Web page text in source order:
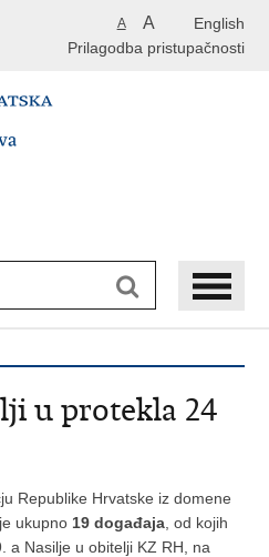
English
A A
Prilagodba pristupačnosti
u protekla 24
Republike Hrvatske iz domene
ukupno 19 događaja , od kojih
a Nasilje u obitelji KZ RH, na